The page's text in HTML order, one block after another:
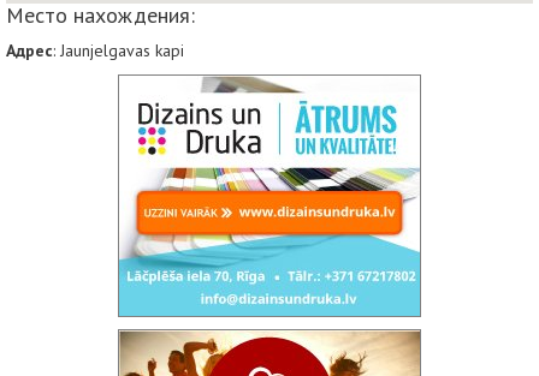
Место нахождения:
Адрес: Jaunjelgavas kapi